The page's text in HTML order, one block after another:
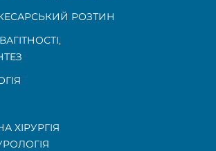
РОЗТИН
,
ХІРУРГІЯ